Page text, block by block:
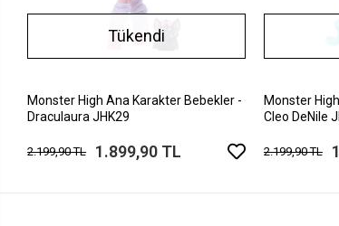
Tükendi
Monster High Ana Karakter Bebekler -
Draculaura JHK29
2.199,90 TL 1.899,90 TL
Monster
Cleo DeNile
2.199,90 TL